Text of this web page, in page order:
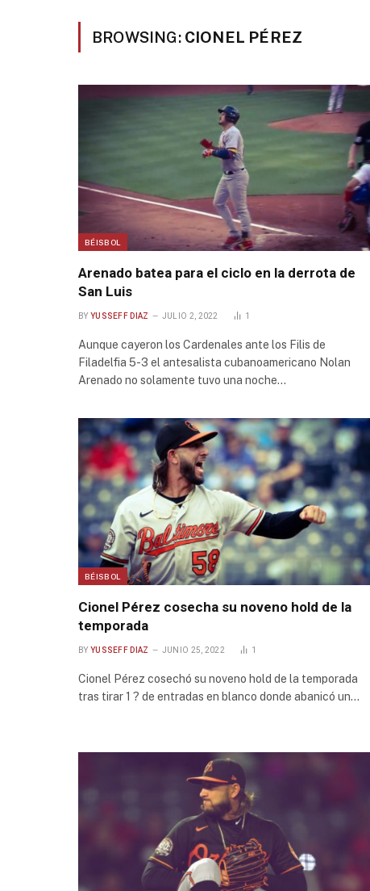
BROWSING: CIONEL PÉREZ
BÉISBOL
Arenado batea para el ciclo en la derrota de
San Luis
BY YUSSEFF DIAZ JULIO 2, 2022 1
Aunque cayeron los Cardenales ante los Filis de
Filadelfia 5-3 el antesalista cubanoamericano Nolan
Arenado no solamente tuvo una noche…
BÉISBOL
Cionel Pérez cosecha su noveno hold de la
temporada
BY YUSSEFF DIAZ JUNIO 25, 2022 1
Cionel Pérez cosechó su noveno hold de la temporada
tras tirar 1 ? de entradas en blanco donde abanicó un…